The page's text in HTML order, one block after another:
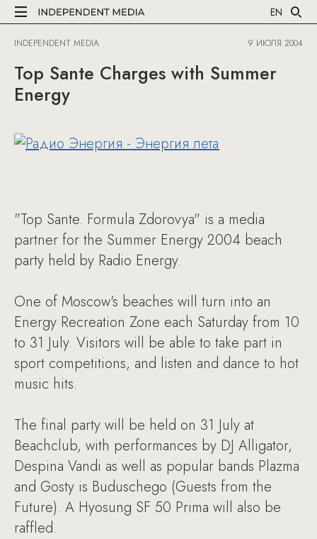
EN
INDEPENDENT MEDIA 9 ИЮЛЯ 2004
Top Sante Charges with Summer
Energy
"Top Sante. Formula Zdorovya" is a media
partner for the Summer Energy 2004 beach
party held by Radio Energy.
One of Moscow's beaches will turn into an
Energy Recreation Zone each Saturday from 10
to 31 July. Visitors will be able to take part in
sport competitions, and listen and dance to hot
music hits.
The final party will be held on 31 July at
Beachclub, with performances by DJ Alligator,
Despina Vandi as well as popular bands Plazma
and Gosty is Buduschego (Guests from the
Future). A Hyosung SF 50 Prima will also be
raffled.